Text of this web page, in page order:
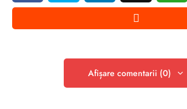
Afișare comentarii (0)